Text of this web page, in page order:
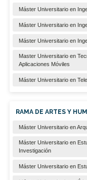
Máster Universitario en
Máster Universitario en
Máster Universitario en
Master Universitario en
Aplicaciones Móviles
Máster Universitario en
RAMA DE ARTES Y
Máster Universitario en
Máster Universitario en
Investigación
Máster Universitario en